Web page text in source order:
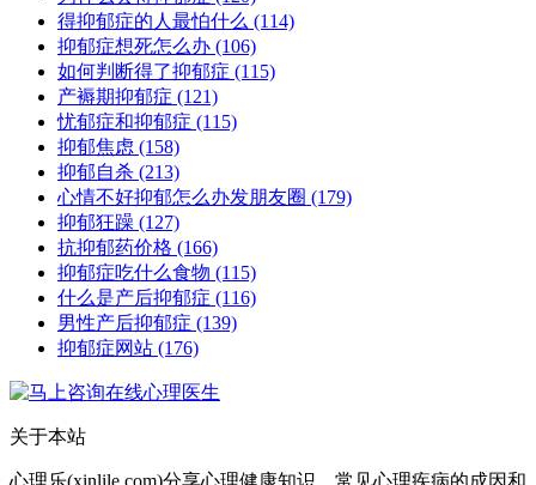
得抑郁症的人最怕什么 (114)
抑郁症想死怎么办 (106)
如何判断得了抑郁症 (115)
产褥期抑郁症 (121)
忧郁症和抑郁症 (115)
抑郁焦虑 (158)
抑郁自杀 (213)
心情不好抑郁怎么办发朋友圈 (179)
抑郁狂躁 (127)
抗抑郁药价格 (166)
抑郁症吃什么食物 (115)
什么是产后抑郁症 (116)
男性产后抑郁症 (139)
抑郁症网站 (176)
关于本站
心理乐(xinlile.com)分享心理健康知识，常见心理疾病的成因和